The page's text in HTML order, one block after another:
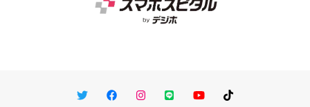
TwitterFacebookInstagram
LINE You TubeTikTok